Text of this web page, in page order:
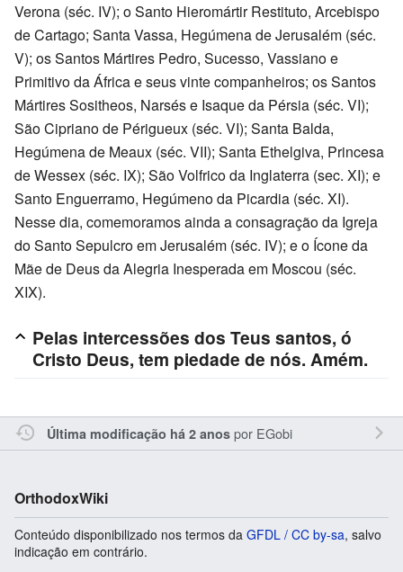
Verona (séc. IV); o Santo Hieromártir Restituto, Arcebispo
de Cartago; Santa Vassa, Hegúmena de Jerusalém (séc.
V); os Santos Mártires Pedro, Sucesso, Vassiano e
Primitivo da África e seus vinte companheiros; os Santos
Mártires Sositheos, Narsés e Isaque da Pérsia (séc. VI);
São Cipriano de Périgueux (séc. VI); Santa Balda,
Hegúmena de Meaux (séc. VII); Santa Ethelgiva, Princesa
de Wessex (séc. IX); São Volfrico da Inglaterra (sec. XI); e
Santo Enguerramo, Hegúmeno da Picardia (séc. XI).
Nesse dia, comemoramos ainda a consagração da Igreja
do Santo Sepulcro em Jerusalém (séc. IV); e o Ícone da
Mãe de Deus da Alegria Inesperada em Moscou (séc.
XIX).
Pelas intercessões dos Teus santos, ó
Cristo Deus, tem piedade de nós. Amém.
Última modificação há 2 anospor EGobi
OrthodoxWiki
Conteúdo disponibilizado nos termos da GFDL / CC by-sa, salvo
indicação em contrário.